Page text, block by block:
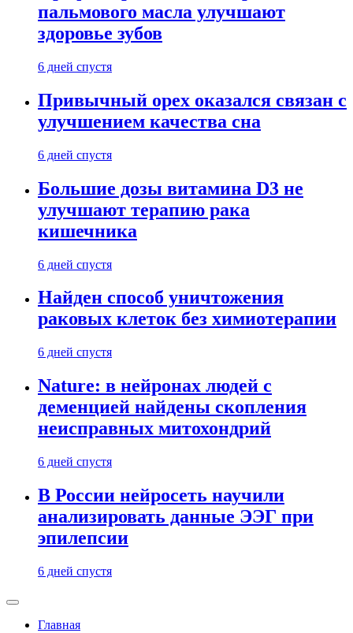
пальмового масла улучшают
здоровье зубов
6 дней спустя
Привычный орех оказался связан с
улучшением качества сна
6 дней спустя
Большие дозы витамина D3 не
улучшают терапию рака
кишечника
6 дней спустя
Найден способ уничтожения
раковых клеток без химиотерапии
6 дней спустя
Nature: в нейронах людей с
деменцией найдены скопления
неисправных митохондрий
6 дней спустя
В России нейросеть научили
анализировать данные ЭЭГ при
эпилепсии
6 дней спустя
Главная